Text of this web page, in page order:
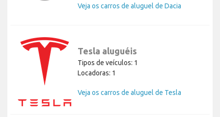
Veja os carros de aluguel de Dacia
Tesla aluguéis
Tipos de veículos: 1
Locadoras: 1
Veja os carros de aluguel de Tesla